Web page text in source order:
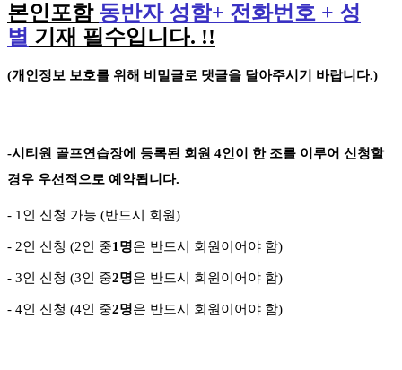
본인포함 동반자 성함+ 전화번호 + 성
별 기재 필수입니다. !!
(개인정보 보호를 위해 비밀글로 댓글을 달아주시기 바랍니다.)
-시티원 골프연습장에 등록된 회원 4인이 한 조를 이루어 신청할
경우 우선적으로 예약됩니다.
- 1인 신청 가능 (반드시 회원)
- 2인 신청 (2인 중1명은 반드시 회원이어야 함)
- 3인 신청 (3인 중2명은 반드시 회원이어야 함)
- 4인 신청 (4인 중2명은 반드시 회원이어야 함)